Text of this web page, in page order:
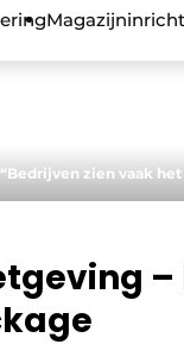
zien vaak